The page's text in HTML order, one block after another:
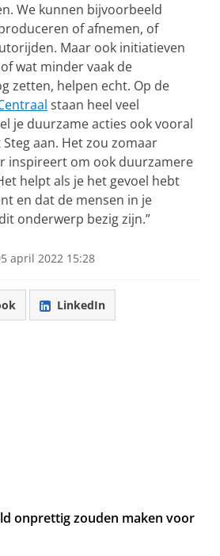
We kunnen bijvoorbeeld
of afnemen, of
Maar ook initiatieven
wat minder vaak de
zetten, helpen echt. Op de
staan heel veel
je duurzame acties ook vooral
aan. Het zou zomaar
inspireert om ook duurzamere
helpt als je het gevoel hebt
en dat de mensen in je
onderwerp bezig zijn.”
april 2022 15:28
LinkedIn
onprettig zouden maken voor